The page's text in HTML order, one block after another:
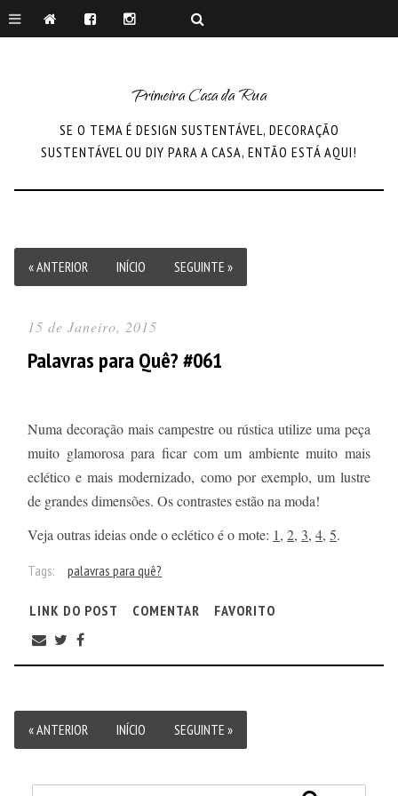
Primeira Casa da Rua
SE O TEMA É DESIGN SUSTENTÁVEL, DECORAÇÃO
SUSTENTÁVEL OU DIY PARA A CASA, ENTÃO ESTÁ AQUI!
« ANTERIOR INÍCIO SEGUINTE »
15 de Janeiro, 2015
Palavras para Quê? #061
Numa decoração mais campestre ou rústica utilize uma peça
muito glamorosa para ficar com um ambiente muito mais
eclético e mais modernizado, como por exemplo, um lustre
de grandes dimensões. Os contrastes estão na moda!
Veja outras ideias onde o eclético é o mote: 1, 2, 3, 4, 5.
Tags: palavras para quê?
LINK DO POST COMENTAR FAVORITO
« ANTERIOR INÍCIO SEGUINTE »